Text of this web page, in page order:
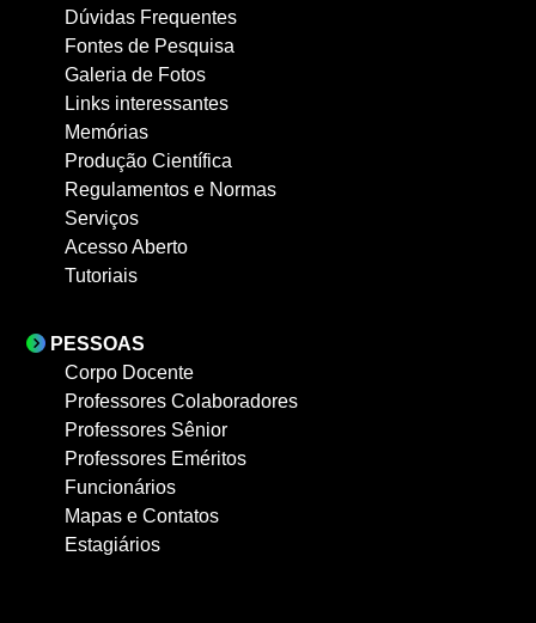
Dúvidas Frequentes
Fontes de Pesquisa
Galeria de Fotos
Links interessantes
Memórias
Produção Científica
Regulamentos e Normas
Serviços
Acesso Aberto
Tutoriais
PESSOAS
Corpo Docente
Professores Colaboradores
Professores Sênior
Professores Eméritos
Funcionários
Mapas e Contatos
Estagiários